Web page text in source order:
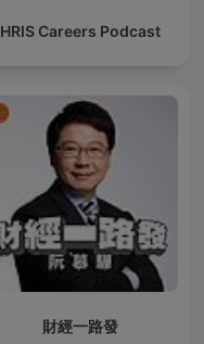
HRIS Careers Podcast
財經一路發